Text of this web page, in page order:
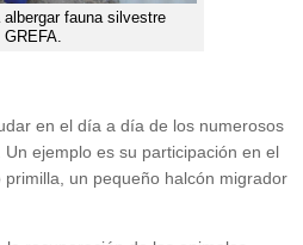
fauna silvestre
en el día a día de los numerosos
ejemplo es su participación en el
un pequeño halcón migrador